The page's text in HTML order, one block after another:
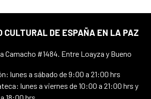
CULTURAL DE ESPAÑA EN LA PAZ
Camacho #1484. Entre Loayza y Bueno
lunes a sábado de 9:00 a 21:00 hrs
lunes a viernes de 10:00 a 21:00 hrs y